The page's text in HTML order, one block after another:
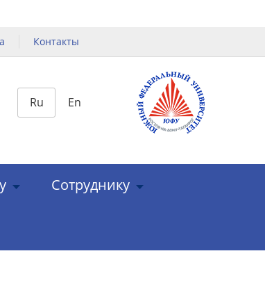
Контакты
Ru En
Сотруднику